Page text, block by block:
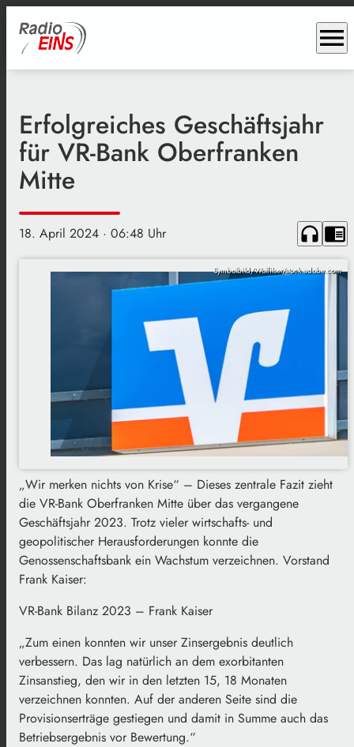
menu
Erfolgreiches Geschäftsjahr
für VR-Bank Oberfranken
Mitte
18. April 2024 · 06:48 Uhr headphones chrome_reader_mode
Symbolbild/Wolfilser/stock.adobe.com
„Wir merken nichts von Krise“ – Dieses zentrale Fazit zieht
die VR-Bank Oberfranken Mitte über das vergangene
Geschäftsjahr 2023. Trotz vieler wirtschafts- und
geopolitischer Herausforderungen konnte die
Genossenschaftsbank ein Wachstum verzeichnen. Vorstand
Frank Kaiser:
VR-Bank Bilanz 2023 – Frank Kaiser
„Zum einen konnten wir unser Zinsergebnis deutlich
verbessern. Das lag natürlich an dem exorbitanten
Zinsanstieg, den wir in den letzten 15, 18 Monaten
verzeichnen konnten. Auf der anderen Seite sind die
Provisionserträge gestiegen und damit in Summe auch das
Betriebsergebnis vor Bewertung.“